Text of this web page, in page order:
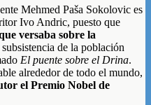
Mehmed Paša Sokolovic es
Ivo Andric, puesto que
versaba sobre la
de la población
El puente sobre el Drina.
alrededor de todo el mundo,
el Premio Nobel de